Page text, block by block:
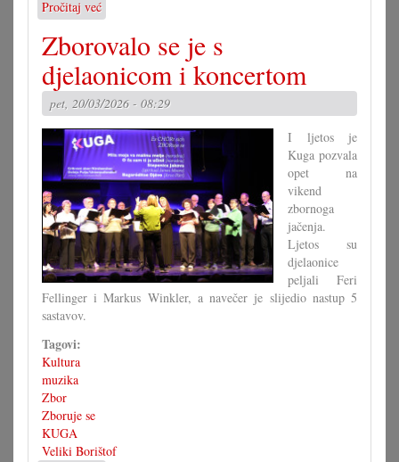
Pročitaj već
Koprive:
Zanimljivi
instrumenti,
zanimljivi
ljudi
Zborovalo se je s
djelaonicom i koncertom
pet, 20/03/2026 - 08:29
I ljetos je
Kuga pozvala
opet na
vikend
zbornoga
jačenja.
Ljetos su
djelaonice
peljali Feri
Fellinger i Markus Winkler, a navečer je slijedio nastup 5
sastavov.
Tagovi:
Kultura
muzika
Zbor
Zboruje se
KUGA
Veliki Borištof